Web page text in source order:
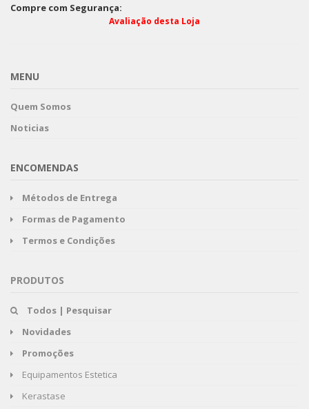
Compre com Segurança:
Avaliação desta Loja
MENU
Quem Somos
Noticias
ENCOMENDAS
Métodos de Entrega
Formas de Pagamento
Termos e Condições
PRODUTOS
Todos | Pesquisar
Novidades
Promoções
Equipamentos Estetica
Kerastase